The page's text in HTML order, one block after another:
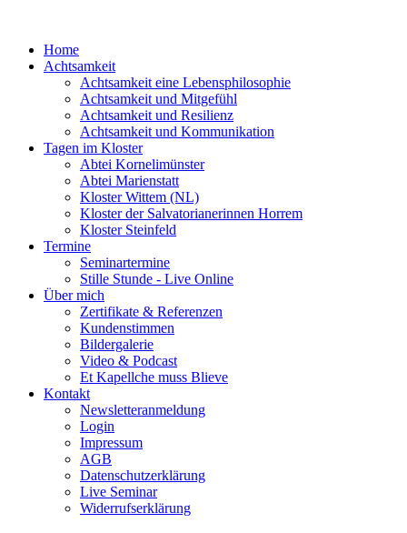
Home
Achtsamkeit
Achtsamkeit eine Lebensphilosophie
Achtsamkeit und Mitgefühl
Achtsamkeit und Resilienz
Achtsamkeit und Kommunikation
Tagen im Kloster
Abtei Kornelimünster
Abtei Marienstatt
Kloster Wittem (NL)
Kloster der Salvatorianerinnen Horrem
Kloster Steinfeld
Termine
Seminartermine
Stille Stunde - Live Online
Über mich
Zertifikate & Referenzen
Kundenstimmen
Bildergalerie
Video & Podcast
Et Kapellche muss Blieve
Kontakt
Newsletteranmeldung
Login
Impressum
AGB
Datenschutzerklärung
Live Seminar
Widerrufserklärung